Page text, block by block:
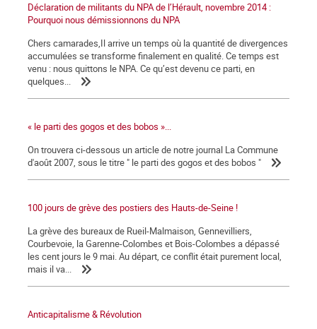
Déclaration de militants du NPA de l’Hérault, novembre 2014 :
Pourquoi nous démissionnons du NPA
Chers camarades,Il arrive un temps où la quantité de divergences
accumulées se transforme finalement en qualité. Ce temps est
venu : nous quittons le NPA. Ce qu’est devenu ce parti, en
quelques...
« le parti des gogos et des bobos »...
On trouvera ci-dessous un article de notre journal La Commune
d'août 2007, sous le titre " le parti des gogos et des bobos "
100 jours de grève des postiers des Hauts-de-Seine !
La grève des bureaux de Rueil-Malmaison, Gennevilliers,
Courbevoie, la Garenne-Colombes et Bois-Colombes a dépassé
les cent jours le 9 mai. Au départ, ce conflit était purement local,
mais il va...
Anticapitalisme & Révolution